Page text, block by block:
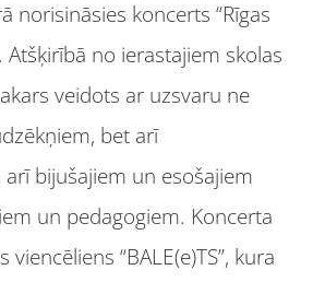
norisināsies koncerts “Rīgas
Atšķirībā no ierastajiem skolas
veidots ar uzsvaru ne
bet arī
bijušajiem un esošajiem
un pedagogiem. Koncerta
“BALE(e)TS”, kura